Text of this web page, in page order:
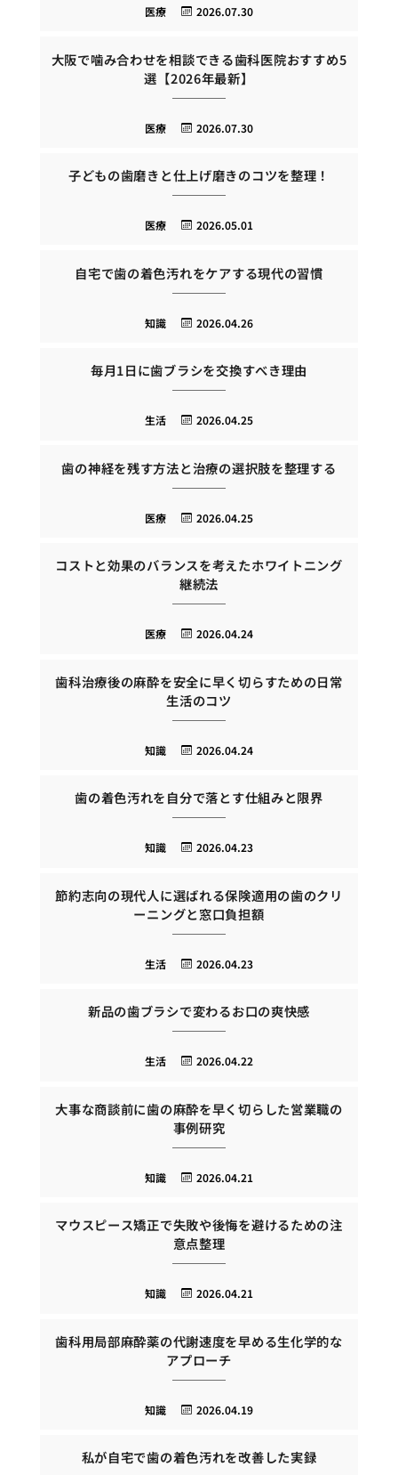
2026.07.30
医療
大阪で噛み合わせを相談できる歯科医院おすすめ5
選【2026年最新】
2026.07.30
医療
子どもの歯磨きと仕上げ磨きのコツを整理！
2026.05.01
医療
自宅で歯の着色汚れをケアする現代の習慣
2026.04.26
知識
毎月1日に歯ブラシを交換すべき理由
2026.04.25
生活
歯の神経を残す方法と治療の選択肢を整理する
2026.04.25
医療
コストと効果のバランスを考えたホワイトニング
継続法
2026.04.24
医療
歯科治療後の麻酔を安全に早く切らすための日常
生活のコツ
2026.04.24
知識
歯の着色汚れを自分で落とす仕組みと限界
2026.04.23
知識
節約志向の現代人に選ばれる保険適用の歯のクリ
ーニングと窓口負担額
2026.04.23
生活
新品の歯ブラシで変わるお口の爽快感
2026.04.22
生活
大事な商談前に歯の麻酔を早く切らした営業職の
事例研究
2026.04.21
知識
マウスピース矯正で失敗や後悔を避けるための注
意点整理
2026.04.21
知識
歯科用局部麻酔薬の代謝速度を早める生化学的な
アプローチ
2026.04.19
知識
私が自宅で歯の着色汚れを改善した実録